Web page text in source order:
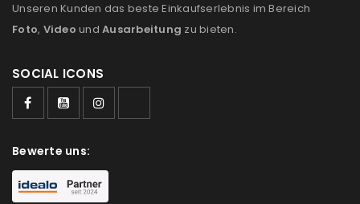
Unseren Kunden das beste Einkaufserlebnis im Bereich
Foto, Video und Ausarbeitung zu bieten.
SOCIAL ICONS
Bewerte uns: